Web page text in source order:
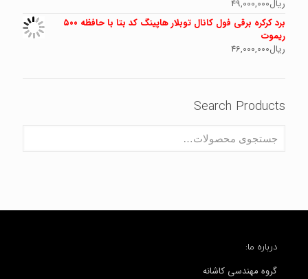
ریال49,000,000
برد کرکره برقی فول کانال توبلار هاپینگ کد بتا با حافظه ۵۰۰
ریموت
ریال46,000,000
Search Products
درباره ما:
گروه مهندسی کاشانه